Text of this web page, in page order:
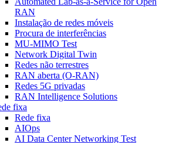
RAN
Instalação de redes móveis
Procura de interferências
MU-MIMO Test
Network Digital Twin
Redes não terrestres
RAN aberta (O-RAN)
Redes 5G privadas
RAN Intelligence Solutions
fixa
Rede fixa
AIOps
AI Data Center Networking Test